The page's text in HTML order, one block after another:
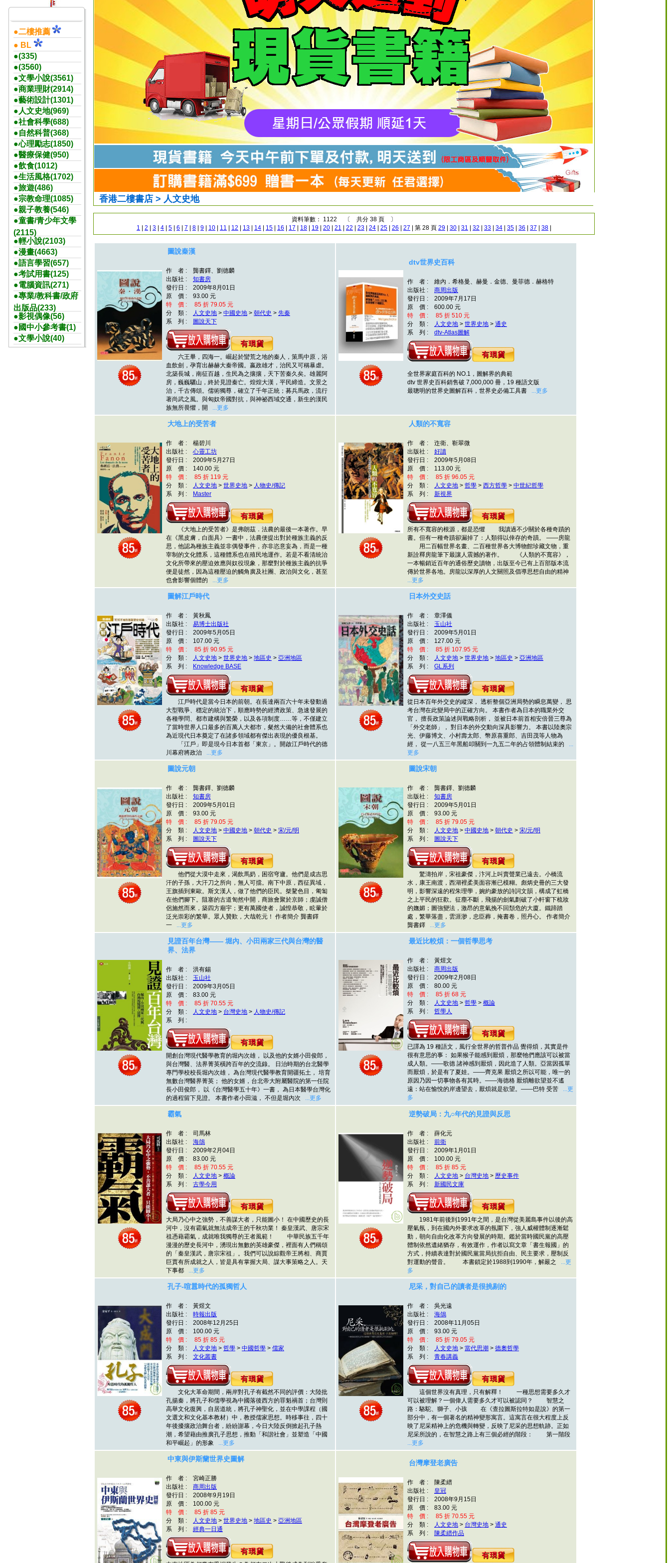
●二樓推薦
● BL
●(335)
●(3560)
●文學小說(3561)
●商業理財(2914)
●藝術設計(1301)
●人文史地(969)
●社會科學(688)
●自然科普(368)
●心理勵志(1850)
●醫療保健(950)
●飲食(1012)
●生活風格(1702)
●旅遊(486)
●宗教命理(1085)
●親子教養(546)
●童書/青少年文學
(2115)
●輕小說(2103)
●漫畫(4663)
●語言學習(657)
●考試用書(125)
●電腦資訊(271)
●專業/教科書/政府
出版品(233)
●影視偶像(56)
●國中小參考書(1)
●文學小說(40)
香港二樓書店 > 人文史地
資料筆數： 1122 〔 共分 38 頁 〕
1
2 3 4 5 6 7 8 9 10 11 12 13 14 15 16 17 18 19 20 21 22 23 24 25 26 27 | 第 28 頁 29 30 31 32 33 34 35 36 37 38
圖說秦漢
作 者 : 龔書鐸、劉德麟
出版社 : 知書房
發行日 : 2009年8月01日
原 價 : 93.00 元
特 價 : 85 折 79.05 元
分 類 :
人文史地 > 中國史地 > 朝代史 > 先秦
系 列 :
圖說天下
六王畢，四海一。崛起於蠻荒之地的秦人，策馬中原，浴
血飲劍，孕育出赫赫大秦帝國。嬴政雄才，治民又可稱暴虐。
北築長城，南征百越，生民為之攘攘，天下苦秦久矣。雄麗阿
房，巍巍驪山，終於見證秦亡。煌煌大漢，平民締造。文景之
治，千古傳頌。儒術獨尊，確立了千年正統；募兵馬政，流行
著尚武之風。與匈奴帝國對抗，與神祕西域交通，新生的漢民
族無所畏懼，開 ...更多
dtv世界史百科
作 者 : 維內．希格曼、赫曼．金德、曼菲德．赫格特
出版社 : 商周出版
發行日 : 2009年7月17日
原 價 : 600.00 元
特 價 : 85 折 510 元
分 類 :
人文史地 > 世界史地 > 通史
系 列 : dtv-Atlas圖解
全世界家庭百科的 NO.1，圖解界的典範
dtv 世界史百科銷售破 7,000,000 冊，19 種語文版
最聰明的世界史圖解百科，世界史必備工具書 ...更多
大地上的受苦者
作 者 : 楊碧川
出版社 : 心靈工坊
發行日 : 2009年5月27日
原 價 : 140.00 元
特 價 : 85 折 119 元
分 類 :
人文史地 > 世界史地 > 人物史/傳記
系 列 :
Master
《大地上的受苦者》是弗朗茲．法農的最後一本著作。早
在《黑皮膚，白面具》一書中，法農便提出對於種族主義的反
思，他認為種族主義並非偶發事件，亦非恣意妄為，而是一種
宰制的文化體系，這種體系也在殖民地運作。若是不看清統治
文化所帶來的壓迫效應與奴役現象，那麼對於種族主義的抗爭
便是徒然，因為這種壓迫的觸角廣及社團、政治與文化，甚至
也會影響個體的 ...更多
人類的不寬容
作 者 : 迮衛、靳翠微
出版社 : 好讀
發行日 : 2009年5月08日
原 價 : 113.00 元
特 價 : 85 折 96.05 元
分 類 :
人文史地 > 哲學 > 西方哲學 > 中世紀哲學
系 列 : 新視界
所有不寬容的根源，都是恐懼 我讀過不少關於各種奇蹟的
書。但有一種奇蹟卻漏掉了：人類得以倖存的奇蹟。 ——房龍
用二百幅世界名畫、二百種世界各大博物館珍藏文物，重
新詮釋房龍筆下最讓人震撼的著作。 《人類的不寬容》，
一本暢銷近百年的通俗歷史讀物，出版至今已有上百部版本流
傳於世界各地。房龍以深厚的人文關照及倡導思想自由的精神
...更多
圖解江戶時代
作 者 : 黃秋鳳
出版社 : 易博士出版社
發行日 : 2009年5月05日
原 價 : 107.00 元
特 價 : 85 折 90.95 元
分 類 :
人文史地 > 世界史地 > 地區史 > 亞洲地區
系 列 :
Knowledge BASE
江戶時代是當今日本的前朝。在長達兩百六十年未發動過
大型戰爭、穩定的統治下，順應時勢的經濟政策、急速發展的
各種學問、都市建構與繁榮，以及各項制度……等，不僅建立
了當時世界人口最多的百萬人大都市，粲然大備的社會體系也
為近現代日本奠定了在諸多領域都有傑出表現的優良根基。
「江戶」即是現今日本首都「東京」。開啟江戶時代的德
川幕府將政治 ...更多
日本外交史話
作 者 : 章澤儀
出版社 : 玉山社
發行日 : 2009年5月01日
原 價 : 127.00 元
特 價 : 85 折 107.95 元
分 類 :
人文史地 > 世界史地 > 地區史 > 亞洲地區
系 列 : GL系列
從日本百年外交史的縱深， 透析整個亞洲局勢的瞬息萬變， 思
考台灣在此變局中的正確方向。 本書作者為日本的職業外交
官， 擅長政策論述與戰略剖析， 並被日本前首相安倍晉三尊為
「外交老師」， 對日本的外交動向深具影響力。 本書以陸奧宗
光、伊藤博文、小村壽太郎、幣原喜重郎、吉田茂等人物為
經， 從一八五三年黑船叩關到一九五二年的占領體制結束的 ...
更多
圖說元朝
作 者 : 龔書鐸、劉德麟
出版社 : 知書房
發行日 : 2009年5月01日
原 價 : 93.00 元
特 價 : 85 折 79.05 元
分 類 :
人文史地 > 中國史地 > 朝代史 > 宋/元/明
系 列 :
圖說天下
他們從大漠中走來，渴飲馬奶，困宿穹廬。他們是成吉思
汗的子孫，大汗刀之所向，無人可擋。南下中原，西征異域，
王旗插到東歐。斯文漢人，做了他們的臣民。桀驁色目，匍匐
在他們腳下。阻塞的古道訇然中開，商旅會聚於京師；虔誠僧
侶施然而來，築四方廟宇；更有萬國使者，誠惶恭敬，眩暈於
泛光崇彩的繁華。眾人贊歎，大哉乾元！ 作者簡介 龔書鐸
一 ...更多
圖說宋朝
作 者 : 龔書鐸、劉德麟
出版社 : 知書房
發行日 : 2009年5月01日
原 價 : 93.00 元
特 價 : 85 折 79.05 元
分 類 :
人文史地 > 中國史地 > 朝代史 > 宋/元/明
系 列 :
圖說天下
驚濤拍岸，宋祖豪傑，汴河上叫賣聲業已遠去。小橋流
水，康王南渡，西湖裡柔美面容漸已模糊。彪炳史冊的三大發
明，影響深遠的程朱理學，婉約豪放的詩詞文韻，構成了虹橋
之上平民的狂歡。征塵不斷，飛揚的劍氣劃破了小軒窗下梳妝
的嫵媚；圖強變法，激昂的意氣挽不回頹危的大廈。鐵蹄踏
處，繁華落盡，雲涯渺，忠臣葬，掩書卷，照丹心。 作者簡介
龔書鐸 ...更多
見證百年台灣—— 堀內、小田兩家三代與台灣的醫
界、法界
作 者 : 洪有錫
出版社 : 玉山社
發行日 : 2009年3月05日
原 價 : 83.00 元
特 價 : 85 折 70.55 元
分 類 :
人文史地 > 台灣史地 > 人物史/傳記
系 列 :
開創台灣現代醫學教育的堀內次雄， 以及他的女婿小田俊郎，
與台灣醫、法界菁英橫跨百年的交流錄。 日治時期的台北醫學
專門學校校長堀內次雄， 為台灣現代醫學教育開疆拓土， 培育
無數台灣醫界菁英； 他的女婿，台北帝大附屬醫院的第一任院
長小田俊郎， 以《台灣醫學五十年》一書， 為日本醫學台灣化
的過程留下見證。 本書作者小田滋， 不但是堀內次 ...更多
最近比較煩：一個哲學思考
作 者 : 黃煜文
出版社 : 商周出版
發行日 : 2009年2月08日
原 價 : 80.00 元
特 價 : 85 折 68 元
分 類 :
人文史地 > 哲學 > 概論
系 列 : 哲學人
已譯為 19 種語文，風行全世界的哲普作品 覺得煩，其實是件
很有意思的事： 如果猴子能感到厭煩，那麼牠們應該可以被當
成人類。——歌德 諸神感到厭煩，因此造了人類。亞當因孤單
而厭煩，於是有了夏娃。——齊克果 厭煩之所以可能，唯一的
原因乃因一切事物各有其時。——海德格 厭煩離欲望並不遙
遠：站在愉悅的岸邊望去，厭煩就是欲望。——巴特 受苦 ...更
多
霸氣
作 者 : 司馬林
出版社 : 海鴿
發行日 : 2009年2月04日
原 價 : 83.00 元
特 價 : 85 折 70.55 元
分 類 :
人文史地 > 概論
系 列 : 古學今用
大局乃心中之強勢，不善謀大者，只能圖小！ 在中國歷史的長
河中，沒有霸氣就無法成帝王的千秋功業！ 秦皇漢武、唐宗宋
祖憑藉霸氣，成就唯我獨尊的王者風範！ 中華民族五千年
漫漫的歷史長河中，湧現出無數的英雄豪傑，裡面有人們稱頌
的「秦皇漢武，唐宗宋祖」。我們可以說綜觀帝王將相、商賈
巨賈有所成就之人，皆是具有掌握大局、謀大事策略之人。天
下事都 ...更多
逆勢破局：九○年代的見證與反思
作 者 : 薛化元
出版社 : 前衛
發行日 : 2009年1月01日
原 價 : 100.00 元
特 價 : 85 折 85 元
分 類 :
人文史地 > 台灣史地 > 歷史事件
系 列 : 新國民文庫
1981年前後到1991年之間，是台灣從美麗島事件以後的高
壓氣氛，到在國內外要求改革的氛圍下，強人威權體制逐漸鬆
動，朝向自由化改革方向發展的時期。鑑於當時國民黨的高壓
體制依然遺緒猶存，有效運作，作者以寫文章「書生報國」的
方式，持續表達對於國民黨當局抗拒自由、民主要求，壓制反
對運動的聲音。 本書鎖定於1988到1990年，解嚴之 ...更
多
孔子-喧囂時代的孤獨哲人
作 者 : 黃煜文
出版社 : 時報出版
發行日 : 2008年12月25日
原 價 : 100.00 元
特 價 : 85 折 85 元
分 類 :
人文史地 > 哲學 > 中國哲學 > 儒家
系 列 : 文化叢書
文化大革命期間，兩岸對孔子有截然不同的評價：大陸批
孔揚秦，將孔子和儒學視為中國落後西方的罪魁禍首；台灣則
高舉文化復興，自居道統，將孔子神聖化，並在中學課程（國
文選文和文化基本教材）中，教授儒家思想。時移事往，四十
年後擾攘政治舞台者，紛紛謝幕，今日大陸反倒掀起孔子熱
潮，希望藉由推廣孔子思想，推動「和諧社會」並塑造「中國
和平崛起」的形象 ...更多
尼采，對自己的讀者是很挑剔的
作 者 : 吳光遠
出版社 : 海鴿
發行日 : 2008年11月05日
原 價 : 93.00 元
特 價 : 85 折 79.05 元
分 類 :
人文史地 > 當代思潮 > 德奧哲學
系 列 : 青春講義
這個世界沒有真理，只有解釋！ 一種思想需要多久才
可以被理解？一個偉人需要多久才可以被認同？ 智慧之
路：駱駝、獅子、小孩 在《查拉圖斯拉特如是說》的第一
部分中，有一個著名的精神變形寓言。這寓言在很大程度上反
映了尼采精神上的危機與轉變，反映了尼采的思想軌跡。正如
尼采所說的，在智慧之路上有三個必經的階段： 第一階段
...更多
中東與伊斯蘭世界史圖解
作 者 : 宮崎正勝
出版社 : 商周出版
發行日 : 2008年9月19日
原 價 : 100.00 元
特 價 : 85 折 85 元
分 類 :
人文史地 > 世界史地 > 地區史 > 亞洲地區
系 列 : 經典一日通
台灣摩登老廣告
作 者 : 陳柔縉
出版社 : 皇冠
發行日 : 2008年9月15日
原 價 : 83.00 元
特 價 : 85 折 70.55 元
分 類 :
人文史地 > 台灣史地 > 通史
系 列 : 陳柔縉作品